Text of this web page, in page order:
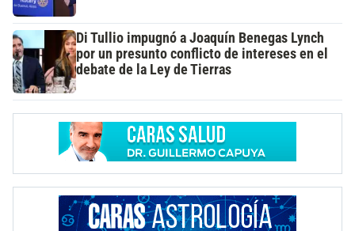
Di Tullio impugnó a Joaquín Benegas Lynch
por un presunto conflicto de intereses en el
debate de la Ley de Tierras